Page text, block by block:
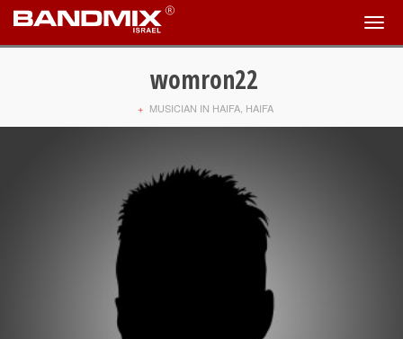
womron22
+ MUSICIAN IN HAIFA, HAIFA